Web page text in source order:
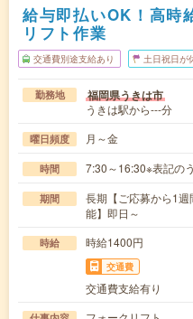
給与即払いOK！高時
リフト作業
交通費別途支給あり 土日祝日が
勤務地 福岡県うきは市
うきは駅から---分
曜日頻度 月～金
時間 7:30～16:30※表記の
期間
長期【ご応募から1
能】即日～
時給 時給1400円
交通費
交通費支給有り